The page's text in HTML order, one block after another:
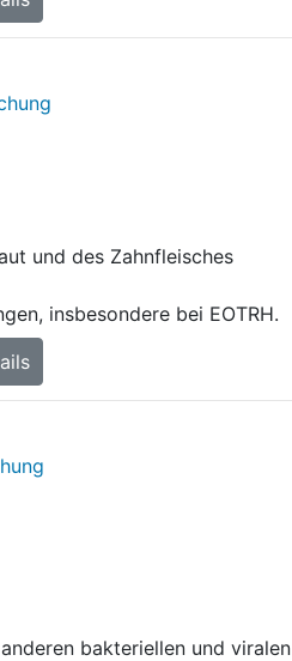
und des Zahnfleisches
insbesondere bei EOTRH.
bakteriellen und viralen